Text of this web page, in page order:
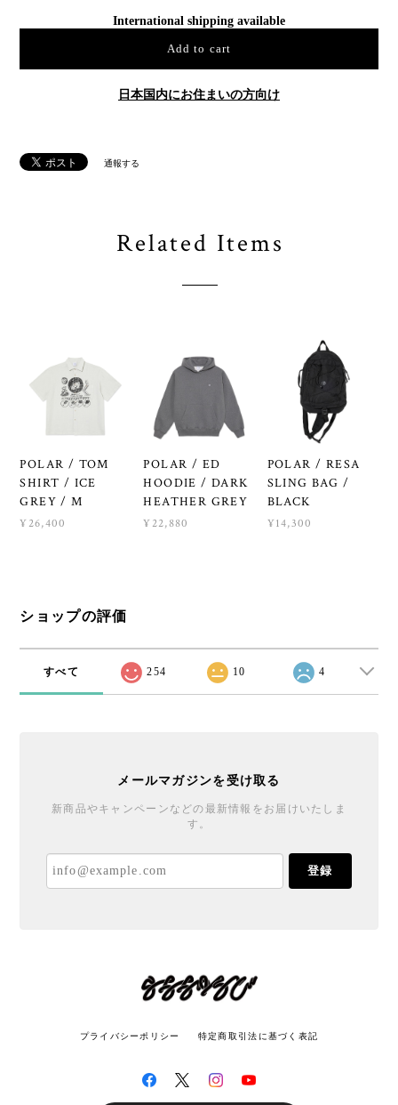
International shipping available
Add to cart
日本国内にお住まいの方向け
通報する
Related Items
POLAR / TOM
SHIRT / ICE
GREY / M
¥26,400
POLAR / ED
HOODIE / DARK
HEATHER GREY
¥22,880
POLAR / RESA
SLING BAG /
BLACK
¥14,300
ショップの評価
すべて 254 10 4
メールマガジンを受け取る
新商品やキャンペーンなどの最新情報をお届けいたしま
す。
登録
プライバシーポリシー 特定商取引法に基づく表記